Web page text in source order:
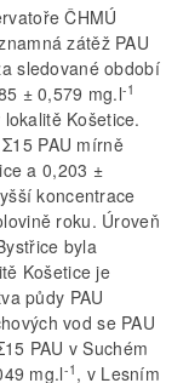
ČHMÚ
zátěž PAU
sledované období
± 0,579 mg.l-1
lokalitě Košetice.
PAU mírně
a 0,203 ±
koncentrace
roku. Úroveň
byla
Košetice je
půdy PAU
vod se PAU
PAU v Suchém
mg.l-1 , v Lesním